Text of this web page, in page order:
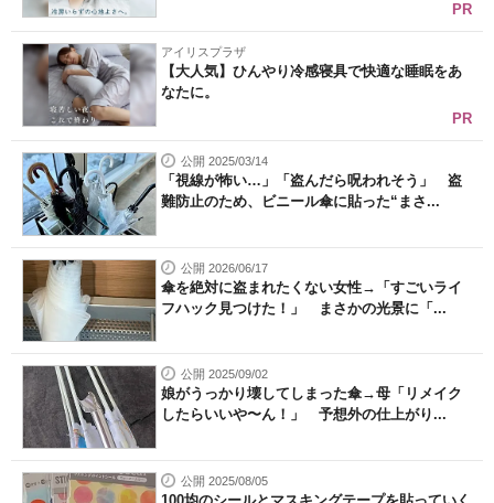
PR
アイリスプラザ
【大人気】ひんやり冷感寝具で快適な睡眠をあ
なたに。
PR
公開 2025/03/14
「視線が怖い…」「盗んだら呪われそう」 盗
難防止のため、ビニール傘に貼った“まさ...
公開 2026/06/17
傘を絶対に盗まれたくない女性→「すごいライ
フハック見つけた！」 まさかの光景に「...
公開 2025/09/02
娘がうっかり壊してしまった傘→母「リメイク
したらいいや〜ん！」 予想外の仕上がり...
公開 2025/08/05